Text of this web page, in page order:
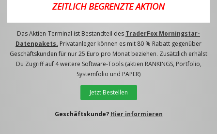
ZEITLICH BEGRENZTE AKTION
Das Aktien-Terminal ist Bestandteil des TraderFox Morningstar-
Datenpakets. Privatanleger können es mit 80 % Rabatt gegenüber
Geschäftskunden für nur 25 Euro pro Monat beziehen. Zusätzlich erhälst
Du Zugriff auf 4 weitere Software-Tools (aktien RANKINGS, Portfolio,
Systemfolio und PAPER)
Jetzt Bestellen
Geschäftskunde? Hier informieren